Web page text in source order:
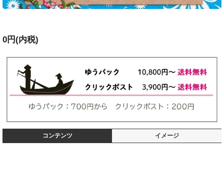
0円(内税)
コンテンツ イメージ